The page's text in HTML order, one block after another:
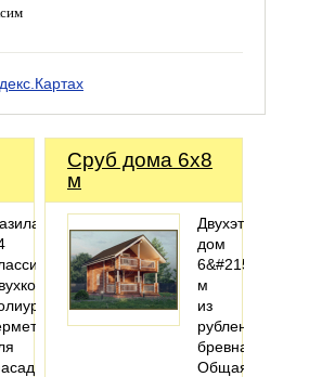
Сруб дома 6x8
м
Двухэтажный
дом
6&#215;8
м
из
рубленого
бревна
Общая